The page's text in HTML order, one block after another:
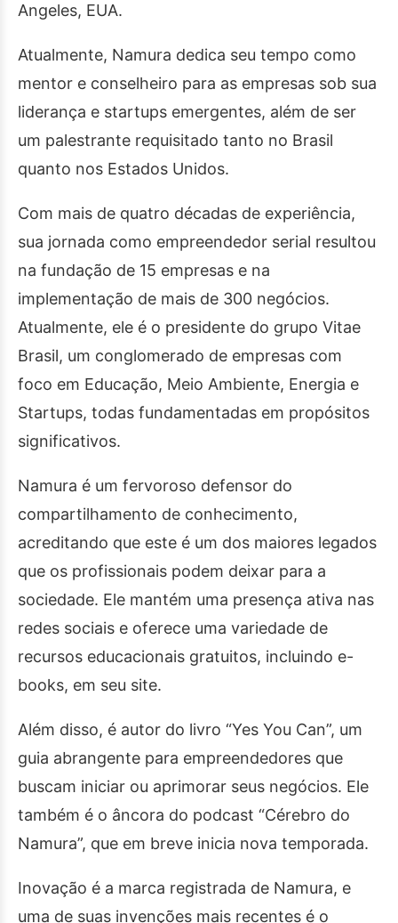
Angeles, EUA.
Atualmente, Namura dedica seu tempo como
mentor e conselheiro para as empresas sob sua
liderança e startups emergentes, além de ser
um palestrante requisitado tanto no Brasil
quanto nos Estados Unidos.
Com mais de quatro décadas de experiência,
sua jornada como empreendedor serial resultou
na fundação de 15 empresas e na
implementação de mais de 300 negócios.
Atualmente, ele é o presidente do grupo Vitae
Brasil, um conglomerado de empresas com
foco em Educação, Meio Ambiente, Energia e
Startups, todas fundamentadas em propósitos
significativos.
Namura é um fervoroso defensor do
compartilhamento de conhecimento,
acreditando que este é um dos maiores legados
que os profissionais podem deixar para a
sociedade. Ele mantém uma presença ativa nas
redes sociais e oferece uma variedade de
recursos educacionais gratuitos, incluindo e-
books, em seu site.
Além disso, é autor do livro “Yes You Can”, um
guia abrangente para empreendedores que
buscam iniciar ou aprimorar seus negócios. Ele
também é o âncora do podcast “Cérebro do
Namura”, que em breve inicia nova temporada.
Inovação é a marca registrada de Namura, e
uma de suas invenções mais recentes é o